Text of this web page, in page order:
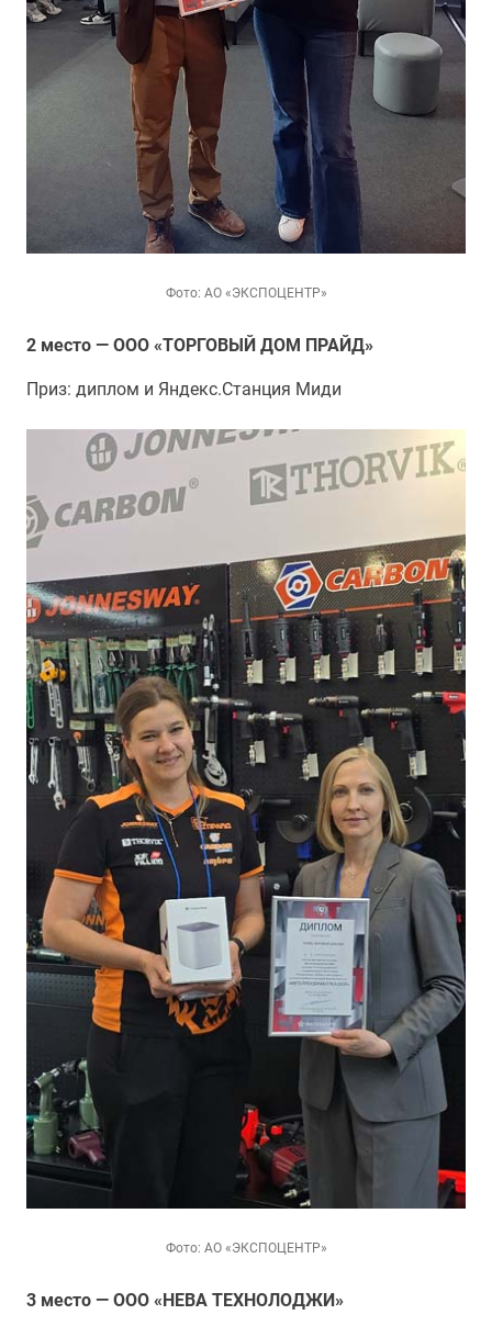
Фото: АО «ЭКСПОЦЕНТР»
2 место — ООО «ТОРГОВЫЙ ДОМ ПРАЙД»
Приз: диплом и Яндекс.Станция Миди
Фото: АО «ЭКСПОЦЕНТР»
3 место — ООО «НЕВА ТЕХНОЛОДЖИ»